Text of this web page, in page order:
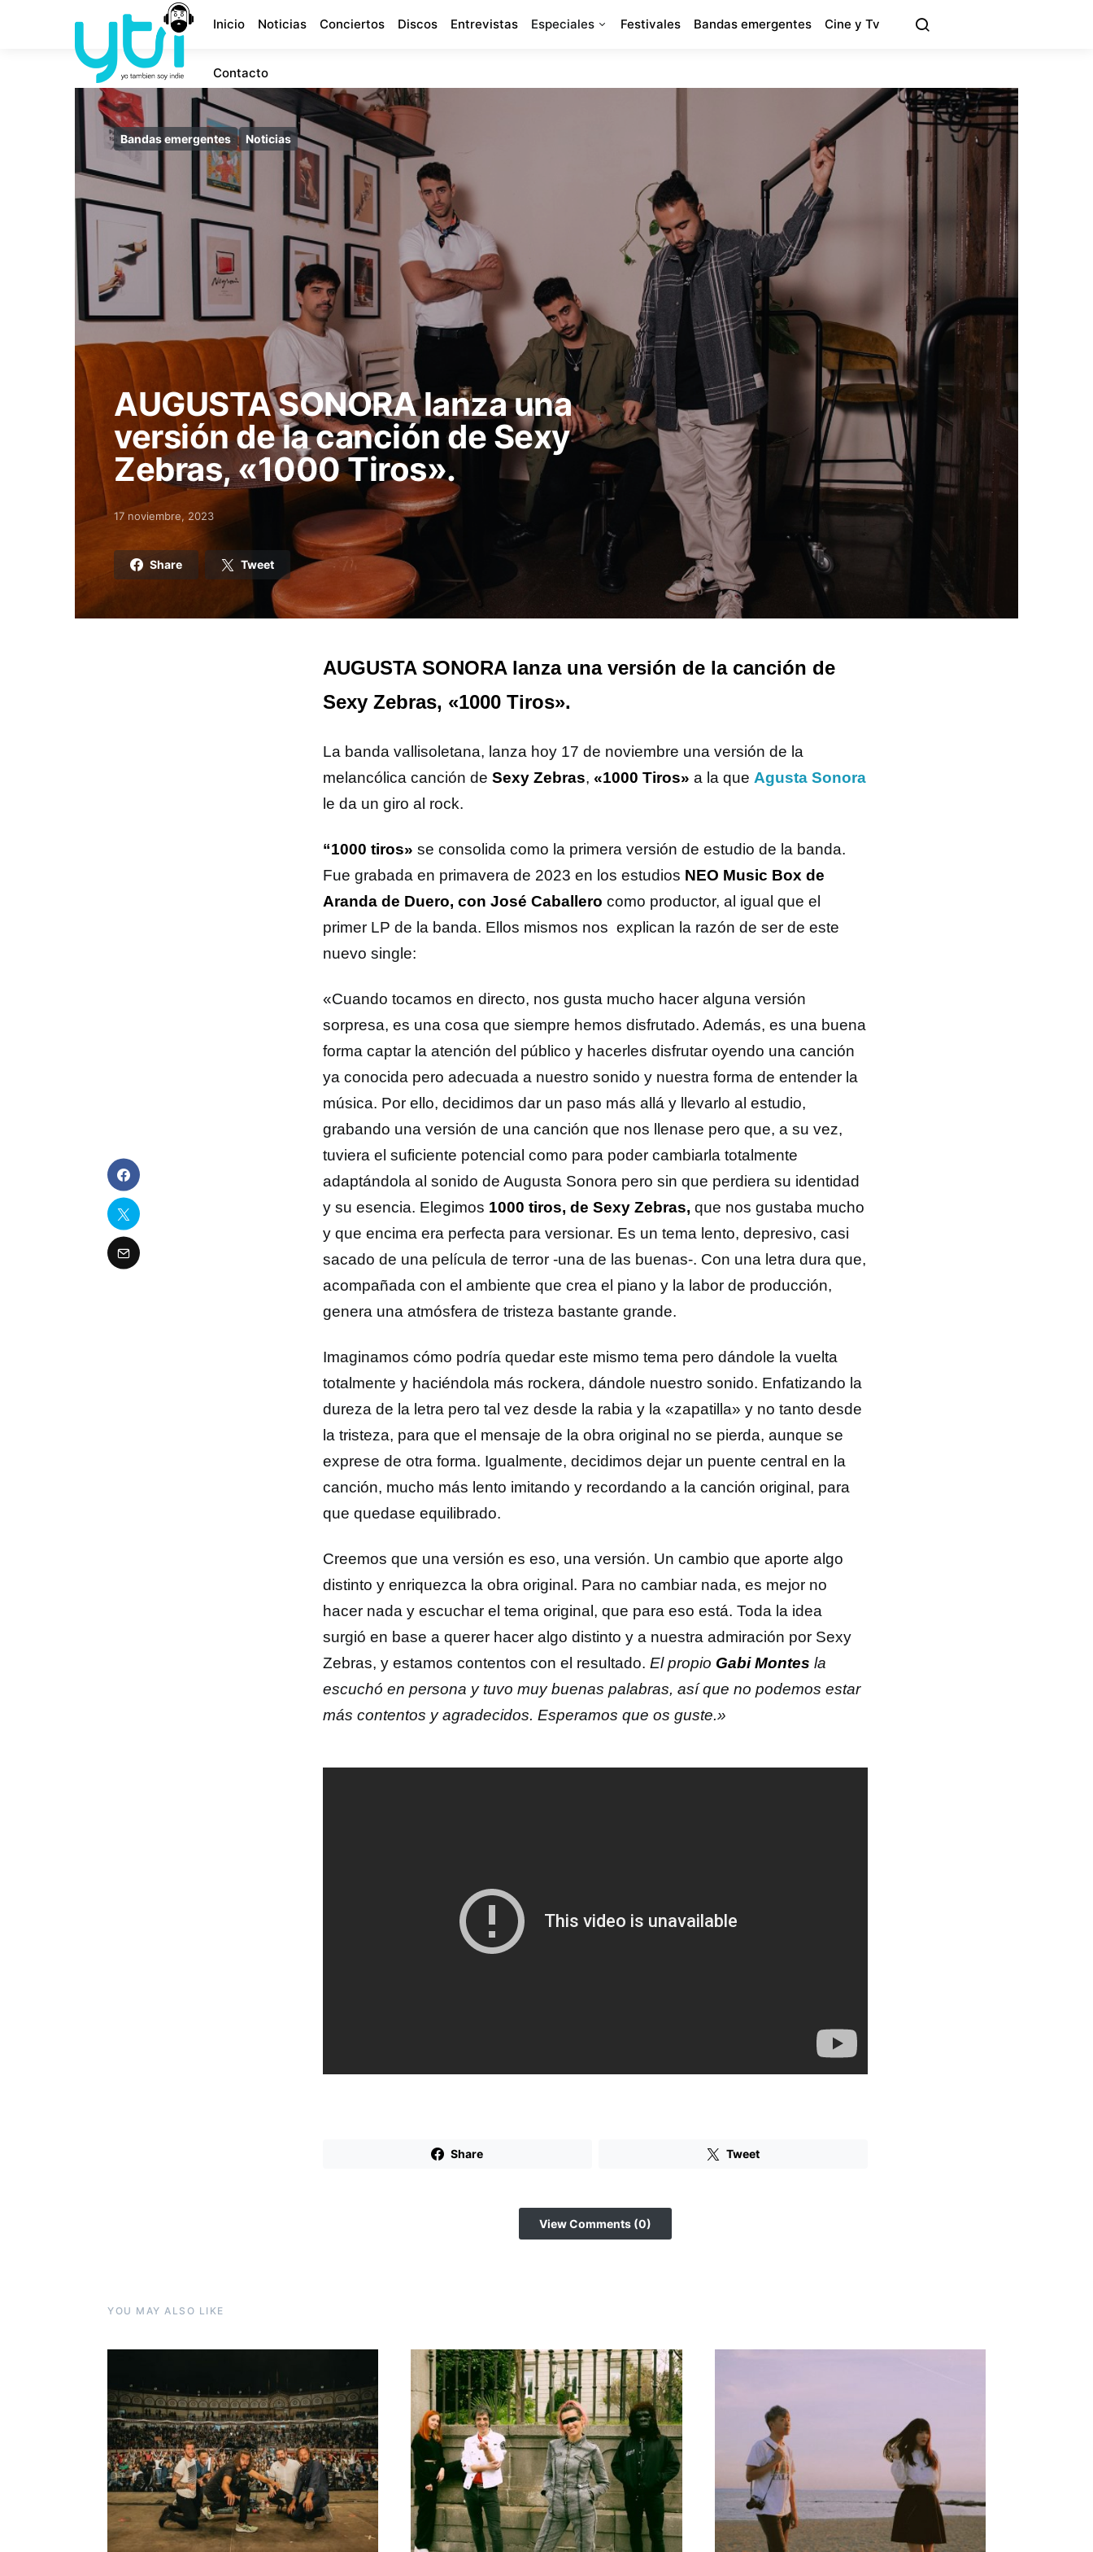
Inicio Noticias Conciertos Discos Entrevistas Especiales Festivales Bandas emergentes Cine y Tv
Contacto
Bandas emergentes Noticias
AUGUSTA SONORA lanza una
versión de la canción de Sexy
Zebras, «1000 Tiros».
Posted on
17 noviembre, 2023
Share Tweet
AUGUSTA SONORA lanza una versión de la canción de
Sexy Zebras, «1000 Tiros».
La banda vallisoletana, lanza hoy 17 de noviembre una versión de la
melancólica canción de Sexy Zebras, «1000 Tiros» a la que Agusta Sonora
le da un giro al rock.
“1000 tiros» se consolida como la primera versión de estudio de la banda.
Fue grabada en primavera de 2023 en los estudios NEO Music Box de
Aranda de Duero, con José Caballero como productor, al igual que el
primer LP de la banda. Ellos mismos nos explican la razón de ser de este
nuevo single:
«Cuando tocamos en directo, nos gusta mucho hacer alguna versión
sorpresa, es una cosa que siempre hemos disfrutado. Además, es una buena
forma captar la atención del público y hacerles disfrutar oyendo una canción
ya conocida pero adecuada a nuestro sonido y nuestra forma de entender la
música. Por ello, decidimos dar un paso más allá y llevarlo al estudio,
grabando una versión de una canción que nos llenase pero que, a su vez,
tuviera el suficiente potencial como para poder cambiarla totalmente
adaptándola al sonido de Augusta Sonora pero sin que perdiera su identidad
y su esencia. Elegimos 1000 tiros, de Sexy Zebras, que nos gustaba mucho
y que encima era perfecta para versionar. Es un tema lento, depresivo, casi
sacado de una película de terror -una de las buenas-. Con una letra dura que,
acompañada con el ambiente que crea el piano y la labor de producción,
genera una atmósfera de tristeza bastante grande.
Imaginamos cómo podría quedar este mismo tema pero dándole la vuelta
totalmente y haciéndola más rockera, dándole nuestro sonido. Enfatizando la
dureza de la letra pero tal vez desde la rabia y la «zapatilla» y no tanto desde
la tristeza, para que el mensaje de la obra original no se pierda, aunque se
exprese de otra forma. Igualmente, decidimos dejar un puente central en la
canción, mucho más lento imitando y recordando a la canción original, para
que quedase equilibrado.
Creemos que una versión es eso, una versión. Un cambio que aporte algo
distinto y enriquezca la obra original. Para no cambiar nada, es mejor no
hacer nada y escuchar el tema original, que para eso está. Toda la idea
surgió en base a querer hacer algo distinto y a nuestra admiración por Sexy
Zebras, y estamos contentos con el resultado. El propio Gabi Montes la
escuchó en persona y tuvo muy buenas palabras, así que no podemos estar
más contentos y agradecidos. Esperamos que os guste.»
Share Tweet
View Comments (0)
YOU MAY ALSO LIKE